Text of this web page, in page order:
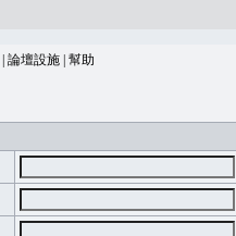
論壇設施 幫助